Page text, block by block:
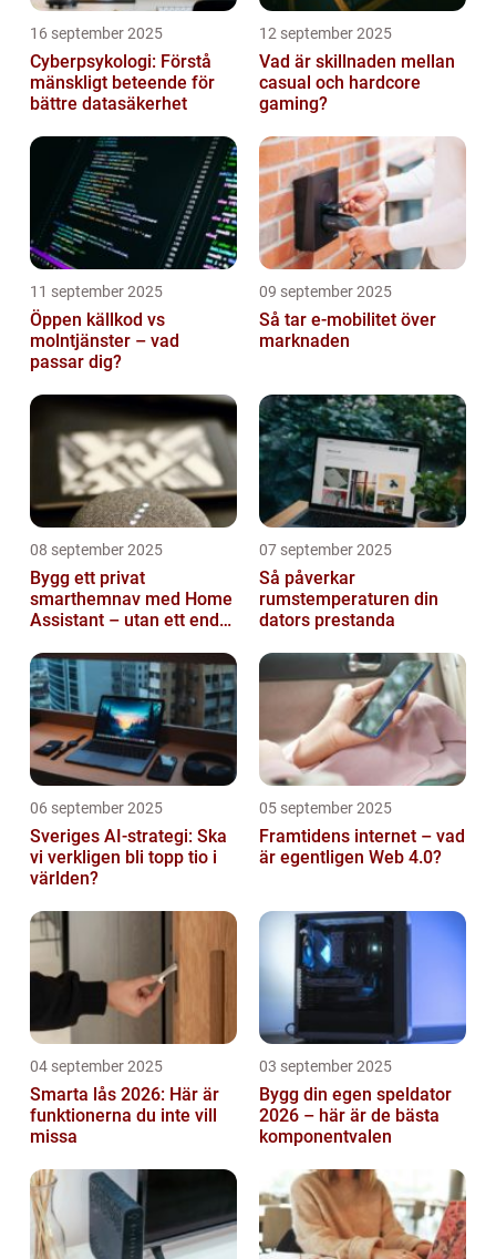
16 september 2025
Cyberpsykologi: Förstå
mänskligt beteende för
bättre datasäkerhet
12 september 2025
Vad är skillnaden mellan
casual och hardcore
gaming?
11 september 2025
Öppen källkod vs
molntjänster – vad
passar dig?
09 september 2025
Så tar e-mobilitet över
marknaden
08 september 2025
Bygg ett privat
smarthemnav med Home
Assistant – utan ett enda
07 september 2025
Så påverkar
rumstemperaturen din
dators prestanda
06 september 2025
Sveriges AI-strategi: Ska
vi verkligen bli topp tio i
världen?
05 september 2025
Framtidens internet – vad
är egentligen Web 4.0?
04 september 2025
Smarta lås 2026: Här är
funktionerna du inte vill
missa
03 september 2025
Bygg din egen speldator
2026 – här är de bästa
komponentvalen